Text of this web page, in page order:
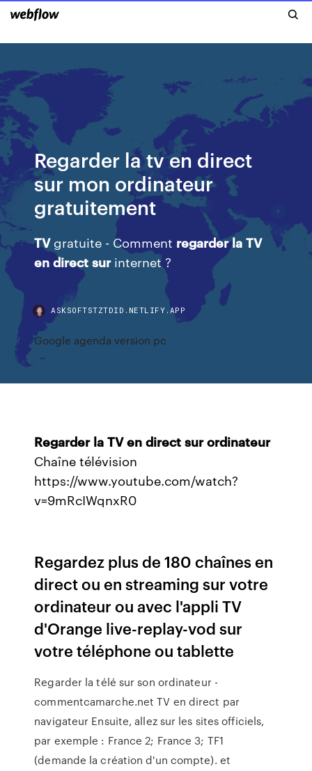
Regarder la tv en direct
sur mon ordinateur
gratuitement
TVgratuite - Comment regarder la TV
en direct surinternet ?
ASKSOFTSTZTDID.NETLIFY.APP
Google agenda version pc
Regarder la TV en direct sur ordinateur
Chaîne télévision
https://www.youtube.com/watch?
v=9mRcIWqnxR0
Regardez plus de 180 chaînes en
direct ou en streaming sur votre
ordinateur ou avec l'appli TV
d'Orange live-replay-vod sur
votre téléphone ou tablette
Regarder la télé sur son ordinateur -
commentcamarche.net TV en direct par
navigateur Ensuite, allez sur les sites officiels,
par exemple : France 2; France 3; TF1
(demande la création d'un compte). et